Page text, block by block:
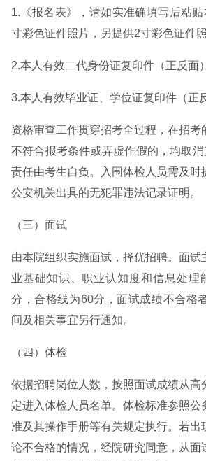
1.《报名表》，请如实准确填写后粘
寸彩色证件照片，另提供2寸彩色证件照
2.本人有效二代身份证复印件（正反面
3.本人有效毕业证、学位证复印件（正
资格审查工作贯穿招考全过程，在招考
不符合报考条件或弄虚作假的，均取消
责任由考生自负。入围体检人员需及时
公安机关出具的无犯罪违法记录证明。
（三）面试
由本院组织实施面试，择优招聘。面试
业基础知识、职业认知度和信息处理
分，合格线为60分，面试成绩不合格
间及相关事宜另行通知。
（四）体检
依据招聘岗位人数，按照面试成绩从高
定进入体检人员名单。体检标准参照公
准及其操作手册等有关规定执行。若出
论不合格的情况，经院研究同意，从面